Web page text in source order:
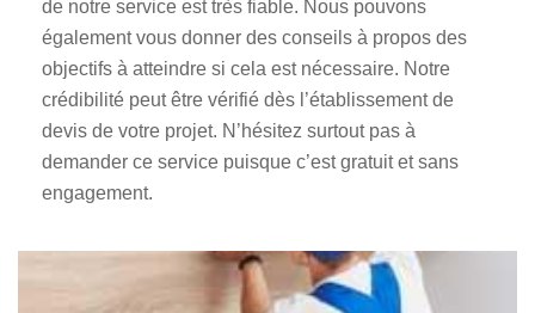
de notre service est très fiable. Nous pouvons
également vous donner des conseils à propos des
objectifs à atteindre si cela est nécessaire. Notre
crédibilité peut être vérifié dès l’établissement de
devis de votre projet. N’hésitez surtout pas à
demander ce service puisque c’est gratuit et sans
engagement.